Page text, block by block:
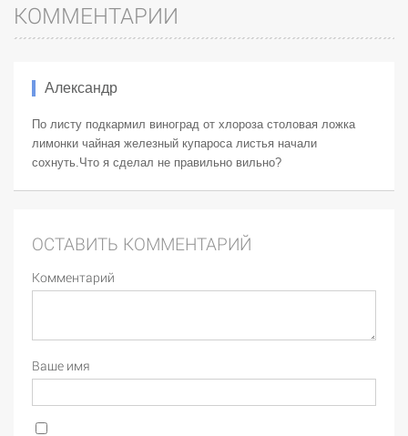
КОММЕНТАРИИ
Александр
По листу подкармил виноград от хлороза столовая ложка
лимонки чайная железный купароса листья начали
сохнуть.Что я сделал не правильно вильно?
ОСТАВИТЬ КОММЕНТАРИЙ
Комментарий
Ваше имя